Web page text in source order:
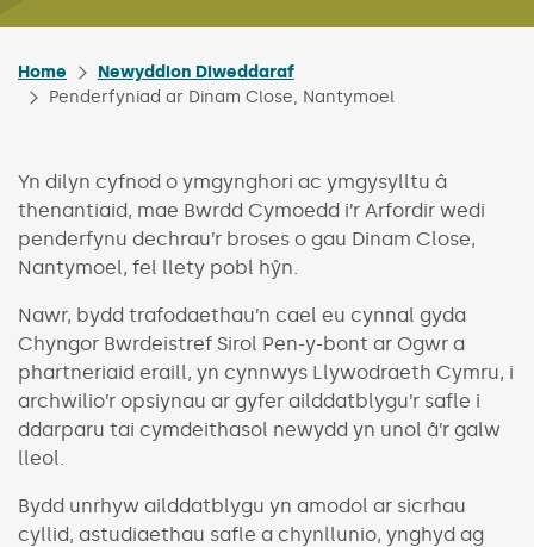
Home
Newyddion Diweddaraf
Penderfyniad ar Dinam Close, Nantymoel
Yn dilyn cyfnod o ymgynghori ac ymgysylltu â
thenantiaid, mae Bwrdd Cymoedd i’r Arfordir wedi
penderfynu dechrau’r broses o gau Dinam Close,
Nantymoel, fel llety pobl hŷn.
Nawr, bydd trafodaethau’n cael eu cynnal gyda
Chyngor Bwrdeistref Sirol Pen-y-bont ar Ogwr a
phartneriaid eraill, yn cynnwys Llywodraeth Cymru, i
archwilio’r opsiynau ar gyfer ailddatblygu’r safle i
ddarparu tai cymdeithasol newydd yn unol â’r galw
lleol.
Bydd unrhyw ailddatblygu yn amodol ar sicrhau
cyllid, astudiaethau safle a chynllunio, ynghyd ag